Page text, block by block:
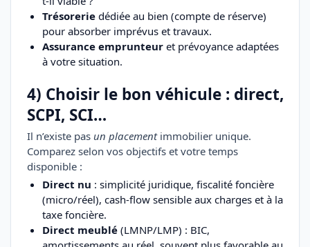
Trésorerie dédiée au bien (compte de réserve)
pour absorber imprévus et travaux.
Assurance emprunteur et prévoyance adaptées
à votre situation.
4) Choisir le bon véhicule : direct,
SCPI, SCI…
Il n’existe pas un placementimmobilier unique.
Comparez selon vos objectifs et votre temps
disponible :
Direct nu : simplicité juridique, fiscalité foncière
(micro/réel), cash-flow sensible aux charges et à la
taxe foncière.
Direct meublé (LMNP/LMP) : BIC,